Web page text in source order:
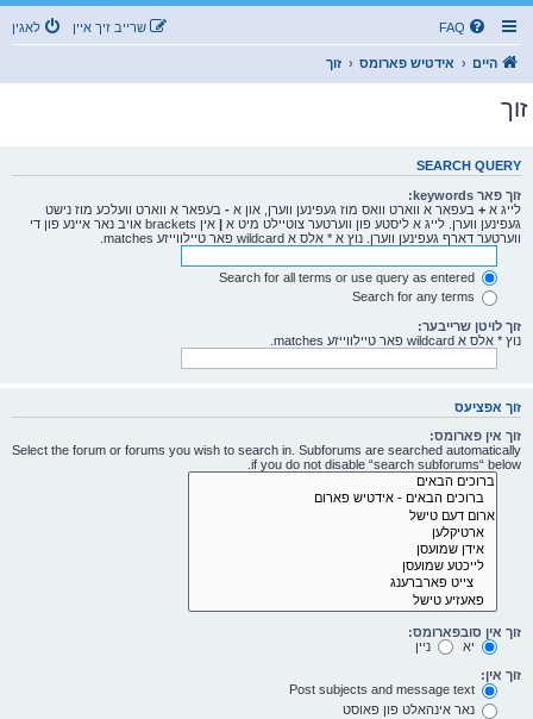
FAQ לאגין שרייב זיך איין
היים אידטיש פארומס זוך
זוך
SEARCH QUERY
זוך פאר keywords:
לייג א + בעפאר א ווארט וואס מוז געפינען ווערן, און א - בעפאר א ווארט וועלכע מוז נישט
געפינען ווערן. לייג א ליסטע פון ווערטער צוטיילט מיט א |
אין brackets אויב נאר איינע פון די
ווערטער דארף געפינען ווערן. נוץ א * אלס א wildcard פאר טיילווייזע matches.
זוך לויטן שרייבער:
נוץ * אלס א wildcard פאר טיילווייזע matches.
זוך אפציעס
זוך אין פארומס:
Select the forum or forums you wish to search in. Subforums are searched automatically
if you do not disable “search subforums“ below.
זוך אין סובפארומס:
יא
ניין
זוך אין:
נאר אינהאלט פון פאוסט